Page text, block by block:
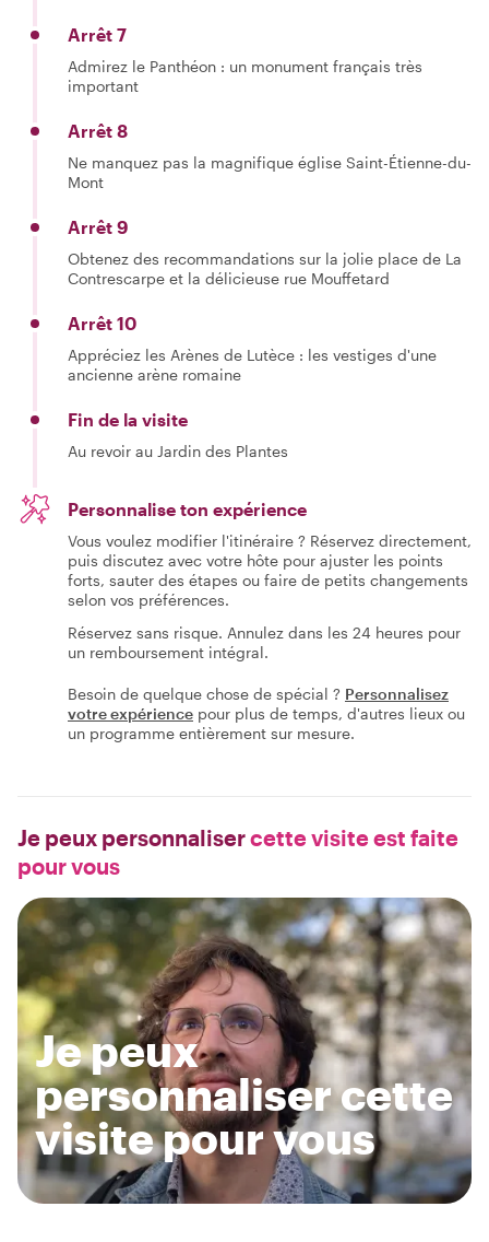
Arrêt 7
Admirez le Panthéon : un monument français très
important
Arrêt 8
Ne manquez pas la magnifique église Saint-Étienne-du-
Mont
Arrêt 9
Obtenez des recommandations sur la jolie place de La
Contrescarpe et la délicieuse rue Mouffetard
Arrêt 10
Appréciez les Arènes de Lutèce : les vestiges d'une
ancienne arène romaine
Fin de la visite
Au revoir au Jardin des Plantes
Personnalise ton expérience
Vous voulez modifier l'itinéraire ? Réservez directement,
puis discutez avec votre hôte pour ajuster les points
forts, sauter des étapes ou faire de petits changements
selon vos préférences.
Réservez sans risque. Annulez dans les 24 heures pour
un remboursement intégral.
Besoin de quelque chose de spécial ? Personnalisez
votre expérience pour plus de temps, d'autres lieux ou
un programme entièrement sur mesure.
Je peux personnalisercette visite est faite
pour vous
Je peux
personnaliser cette
visite pour vous